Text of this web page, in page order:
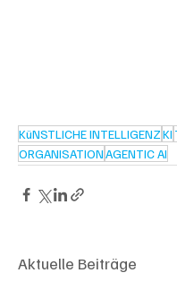
KüNSTLICHE INTELLIGENZKI
ORGANISATIONAGENTIC AI
Aktuelle Beiträge